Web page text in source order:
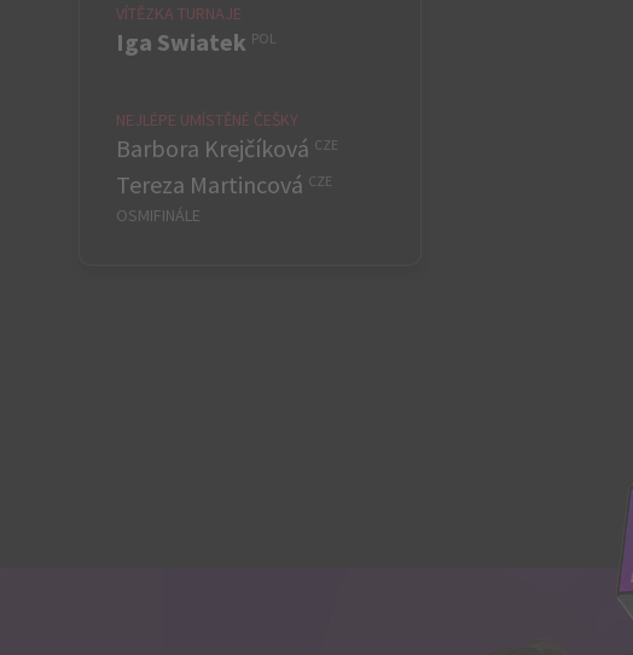
VÍTĚZKA TURNAJE
Iga Swiatek POL
NEJLÉPE UMÍSTĚNÉ ČEŠKY
Barbora Krejčíková CZE
Tereza Martincová CZE
OSMIFINÁLE